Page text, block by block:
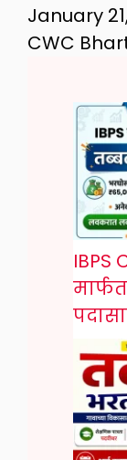
January
CWC
IBPS